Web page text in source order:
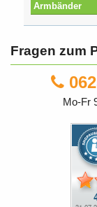
Armbänder
Fragen zum
Mo-Fr